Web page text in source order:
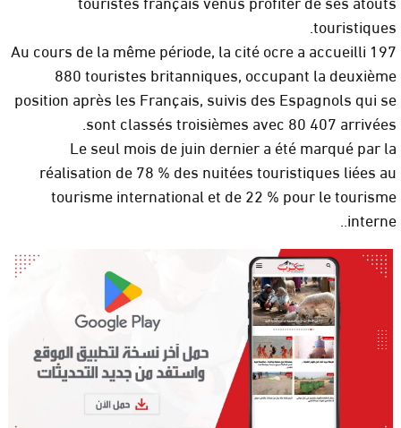
touristiques.
Au cours de la même période, la cité ocre a accueilli 197
880 touristes britanniques, occupant la deuxième
position après les Français, suivis des Espagnols qui se
sont classés troisièmes avec 80 407 arrivées.
Le seul mois de juin dernier a été marqué par la
réalisation de 78 % des nuitées touristiques liées au
tourisme international et de 22 % pour le tourisme
interne..